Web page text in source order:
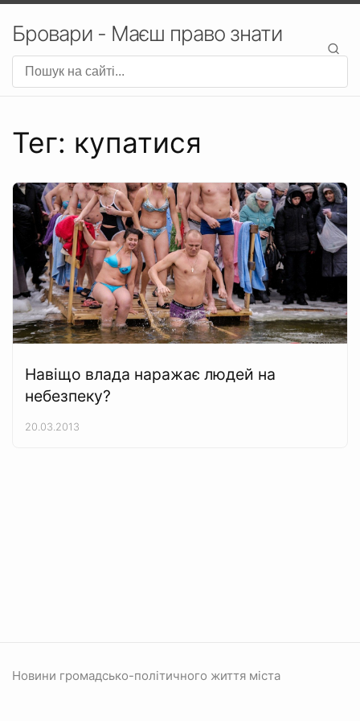
Бровари - Маєш право знати
Тег: купатися
Навіщо влада наражає людей на
небезпеку?
20.03.2013
Новини громадсько-політичного життя міста